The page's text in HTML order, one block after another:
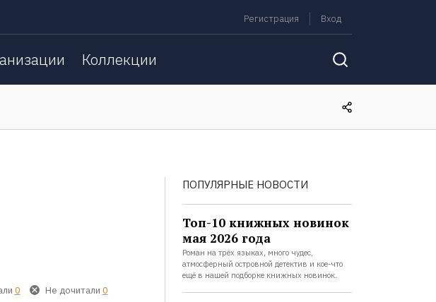
Регистрация Вход
Коллекции
0 Не дочитали 0
ПОПУЛЯРНЫЕ НОВОСТИ
Топ-10 книжных новинок
мая 2026 года
Роман на трёх языках, много чудес,
атмосферный островной детектив и кое-что
ещё в нашей подборке книжных новинок.